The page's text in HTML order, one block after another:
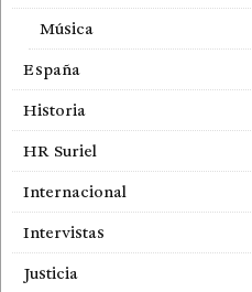
Música
España
Historia
HR Suriel
Internacional
Intervistas
Justicia